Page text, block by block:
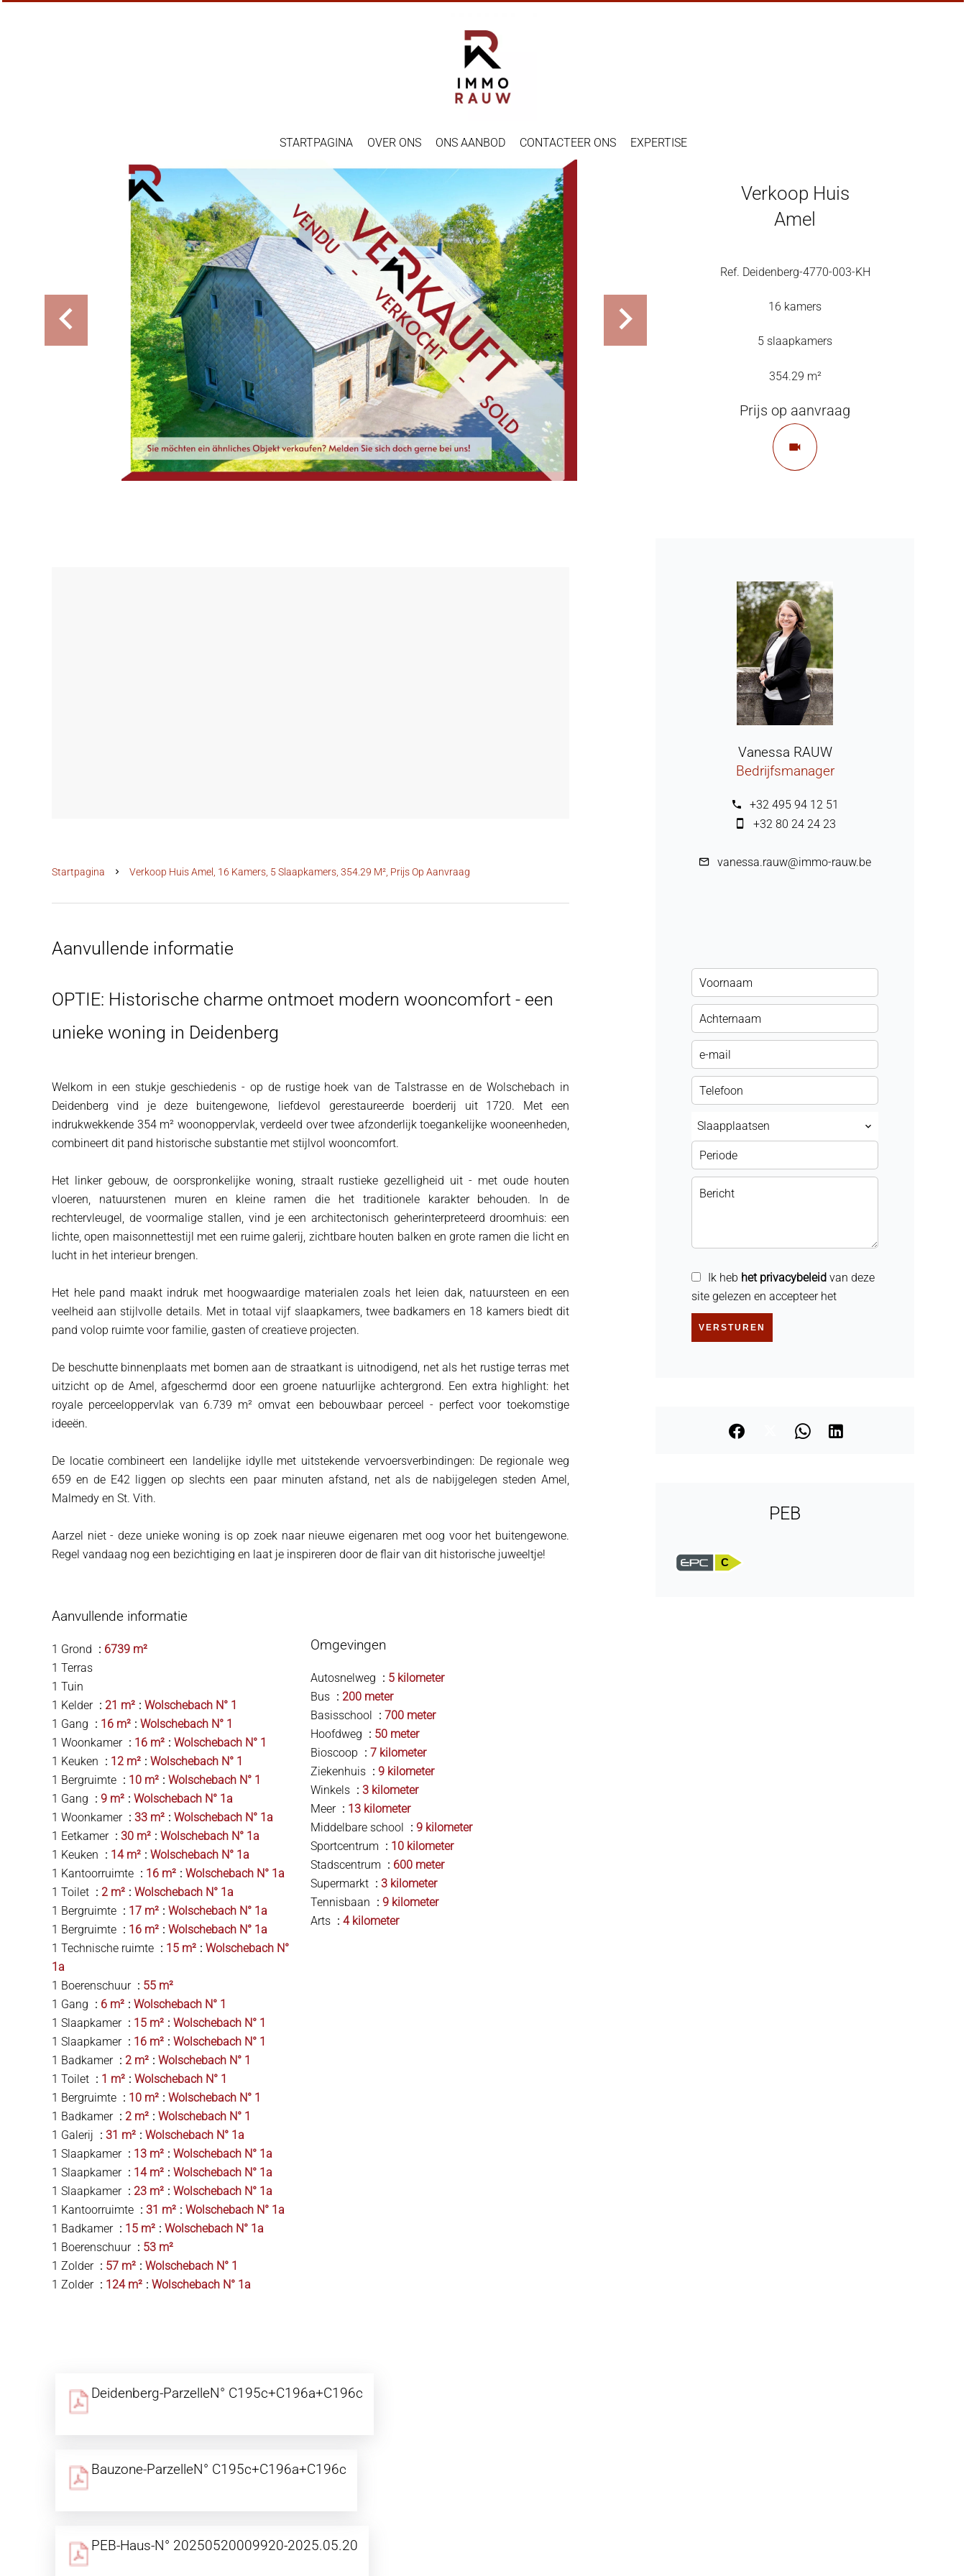
STARTPAGINA OVER ONS ONS AANBOD CONTACTEER ONS EXPERTISE
Verkoop Huis
Amel
Ref. Deidenberg-4770-003-KH
16 kamers
5 slaapkamers
354.29 m²
Prijs op aanvraag
Startpagina Verkoop Huis Amel, 16 Kamers, 5 Slaapkamers, 354.29 M², Prijs Op Aanvraag
Aanvullende informatie
OPTIE: Historische charme ontmoet modern wooncomfort - een
unieke woning in Deidenberg
Welkom in een stukje geschiedenis - op de rustige hoek van de Talstrasse en de Wolschebach in
Deidenberg vind je deze buitengewone, liefdevol gerestaureerde boerderij uit 1720. Met een
indrukwekkende 354 m² woonoppervlak, verdeeld over twee afzonderlijk toegankelijke wooneenheden,
combineert dit pand historische substantie met stijlvol wooncomfort.
Het linker gebouw, de oorspronkelijke woning, straalt rustieke gezelligheid uit - met oude houten
vloeren, natuurstenen muren en kleine ramen die het traditionele karakter behouden. In de
rechtervleugel, de voormalige stallen, vind je een architectonisch geherinterpreteerd droomhuis: een
lichte, open maisonnettestijl met een ruime galerij, zichtbare houten balken en grote ramen die licht en
lucht in het interieur brengen.
Het hele pand maakt indruk met hoogwaardige materialen zoals het leien dak, natuursteen en een
veelheid aan stijlvolle details. Met in totaal vijf slaapkamers, twee badkamers en 18 kamers biedt dit
pand volop ruimte voor familie, gasten of creatieve projecten.
De beschutte binnenplaats met bomen aan de straatkant is uitnodigend, net als het rustige terras met
uitzicht op de Amel, afgeschermd door een groene natuurlijke achtergrond. Een extra highlight: het
royale perceeloppervlak van 6.739 m² omvat een bebouwbaar perceel - perfect voor toekomstige
ideeën.
De locatie combineert een landelijke idylle met uitstekende vervoersverbindingen: De regionale weg
659 en de E42 liggen op slechts een paar minuten afstand, net als de nabijgelegen steden Amel,
Malmedy en St. Vith.
Aarzel niet - deze unieke woning is op zoek naar nieuwe eigenaren met oog voor het buitengewone.
Regel vandaag nog een bezichtiging en laat je inspireren door de flair van dit historische juweeltje!
Aanvullende informatie
1 Grond
6739 m²
1 Terras
1 Tuin
1 Kelder
21 m²
Wolschebach N° 1
1 Gang
16 m²
Wolschebach N° 1
1 Woonkamer
16 m²
Wolschebach N° 1
1 Keuken
12 m²
Wolschebach N° 1
1 Bergruimte
10 m²
Wolschebach N° 1
1 Gang
9 m²
Wolschebach N° 1a
1 Woonkamer
33 m²
Wolschebach N° 1a
1 Eetkamer
30 m²
Wolschebach N° 1a
1 Keuken
14 m²
Wolschebach N° 1a
1 Kantoorruimte
16 m²
Wolschebach N° 1a
1 Toilet
2 m²
Wolschebach N° 1a
1 Bergruimte
17 m²
Wolschebach N° 1a
1 Bergruimte
16 m²
Wolschebach N° 1a
1 Technische ruimte
15 m²
Wolschebach N°
1a
1 Boerenschuur
55 m²
1 Gang
6 m²
Wolschebach N° 1
1 Slaapkamer
15 m²
Wolschebach N° 1
1 Slaapkamer
16 m²
Wolschebach N° 1
1 Badkamer
2 m²
Wolschebach N° 1
1 Toilet
1 m²
Wolschebach N° 1
1 Bergruimte
10 m²
Wolschebach N° 1
1 Badkamer
2 m²
Wolschebach N° 1
1 Galerij
31 m²
Wolschebach N° 1a
1 Slaapkamer
13 m²
Wolschebach N° 1a
1 Slaapkamer
14 m²
Wolschebach N° 1a
1 Slaapkamer
23 m²
Wolschebach N° 1a
1 Kantoorruimte
31 m²
Wolschebach N° 1a
1 Badkamer
15 m²
Wolschebach N° 1a
1 Boerenschuur
53 m²
1 Zolder
57 m²
Wolschebach N° 1
1 Zolder
124 m² Wolschebach N° 1a
Omgevingen
Autosnelweg
5 kilometer
Bus
200 meter
Basisschool
700 meter
Hoofdweg
50 meter
Bioscoop
7 kilometer
Ziekenhuis
9 kilometer
Winkels
3 kilometer
Meer
13 kilometer
Middelbare school
9 kilometer
Sportcentrum
10 kilometer
Stadscentrum
600 meter
Supermarkt
3 kilometer
Tennisbaan
9 kilometer
Arts
4 kilometer
Deidenberg-ParzelleN° C195c+C196a+C196c
Bauzone-ParzelleN° C195c+C196a+C196c
PEB-Haus-N° 20250520009920-2025.05.20
Vanessa RAUW
Bedrijfsmanager
+32 495 94 12 51
+32 80 24 24 23
vanessa.rauw@immo-rauw.be
Slaapplaatsen
Ik heb het privacybeleid van deze
site gelezen en accepteer het
VERSTUREN
PEB
C